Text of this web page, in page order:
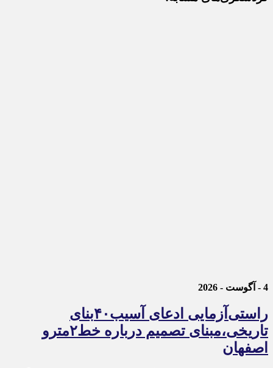
4 - آگوست - 2026
راستی‌آزمایی ادعای آسیب۴۰بنای
تاریخی،مبنای تصمیم درباره خط۲مترو
اصفهان